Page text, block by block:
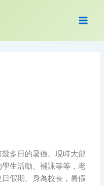
多日的暑假。現時大部
生活動、補課等等，老
假期。身為校長，暑假